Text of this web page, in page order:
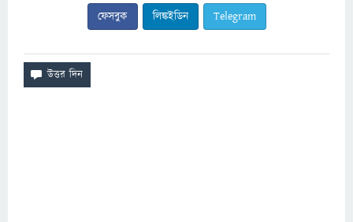
ফেসবুক লিঙ্কইডিন Telegram